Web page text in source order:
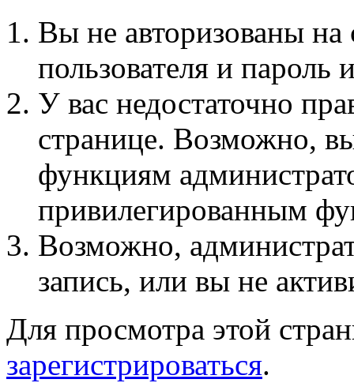
Вы не авторизованы на
пользователя и пароль
У вас недостаточно
странице. Возможно,
функциям
привилегированным
Возможно,
запись, или вы не
Для просмотра этой
зарегистрироваться.